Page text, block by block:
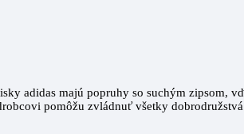
adidas majú popruhy so suchým zipsom,
pomôžu zvládnuť všetky